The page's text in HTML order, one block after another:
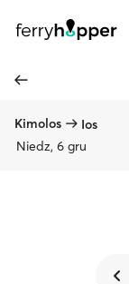
Kimolos
Ios
Niedz, 6 gru